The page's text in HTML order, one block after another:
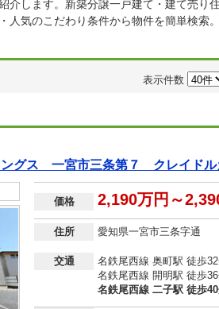
します。新築分譲一戸建て・建て売り
気のこだわり条件から物件を簡単検索
表示件数
ングス 一宮市三条第７ クレイドル
価格 2,190万円～
住所 愛知県一宮市三条字通
交通
名鉄尾西線 奥町駅 徒歩
名鉄尾西線 開明駅 徒歩
名鉄尾西線 二子駅 徒歩